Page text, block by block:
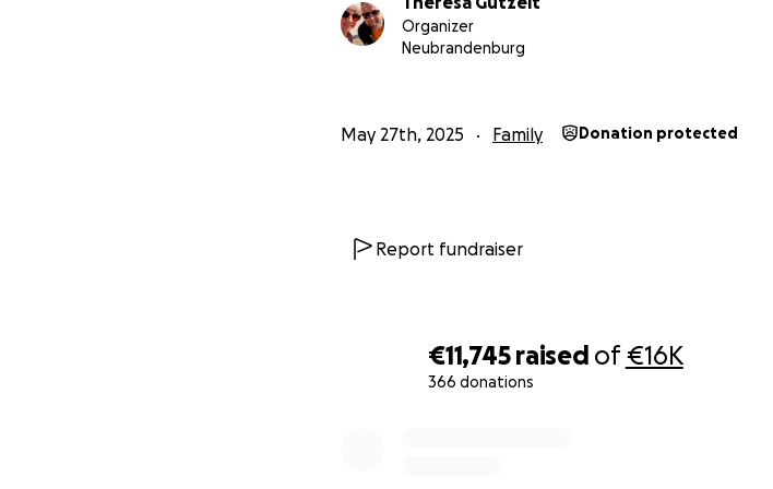
€11,745 raised of€16K
366 donations
Organizer
Neubrandenburg
May 27th, 2025 Family Donation protected
Report fundraiser